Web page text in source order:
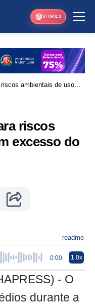
STORIES
ambientais de uso
riscos
excesso do
readme
0:00 1.0x
- O
durante a